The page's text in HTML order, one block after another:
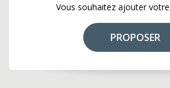
Vous souhaitez ajouter
PROPOSER